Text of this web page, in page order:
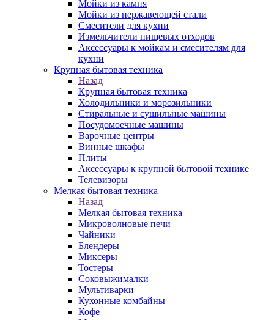
Мойки из камня
Мойки из нержавеющей стали
Смесители для кухни
Измельчители пищевых отходов
Аксессуары к мойкам и смесителям для
кухни
Крупная бытовая техника
Назад
Крупная бытовая техника
Холодильники и морозильники
Стиральные и сушильные машины
Посудомоечные машины
Варочные центры
Винные шкафы
Плиты
Аксессуары к крупной бытовой технике
Телевизоры
Мелкая бытовая техника
Назад
Мелкая бытовая техника
Микроволновые печи
Чайники
Блендеры
Миксеры
Тостеры
Соковыжималки
Мультиварки
Кухонные комбайны
Кофе